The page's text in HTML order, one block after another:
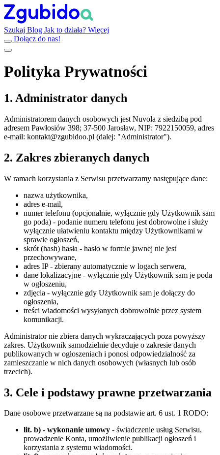
Szukaj Blog Jak to działa? Więcej
Dołącz do nas!
Polityka Prywatności
1. Administrator danych
Administratorem danych osobowych jest Nuvola z siedzibą pod
adresem Pawłosiów 398; 37-500 Jarosław, NIP: 7922150059, adres
e-mail: kontakt@zgubidoo.pl (dalej: "Administrator").
2. Zakres zbieranych danych
W ramach korzystania z Serwisu przetwarzamy następujące dane:
nazwa użytkownika,
adres e-mail,
numer telefonu (opcjonalnie, wyłącznie gdy Użytkownik sam
go poda) - podanie numeru telefonu jest dobrowolne i służy
wyłącznie ułatwieniu kontaktu między Użytkownikami w
sprawie ogłoszeń,
skrót (hash) hasła - hasło w formie jawnej nie jest
przechowywane,
adres IP - zbierany automatycznie w logach serwera,
dane lokalizacyjne - wyłącznie gdy Użytkownik sam je poda
w ogłoszeniu,
zdjęcia - wyłącznie gdy Użytkownik sam je dołączy do
ogłoszenia,
treści wiadomości wysyłanych dobrowolnie przez system
komunikacji.
Administrator nie zbiera danych wykraczających poza powyższy
zakres. Użytkownik samodzielnie decyduje o zakresie danych
publikowanych w ogłoszeniach i ponosi odpowiedzialność za
zamieszczanie w nich danych osobowych (własnych lub osób
trzecich).
3. Cele i podstawy prawne przetwarzania
Dane osobowe przetwarzane są na podstawie art. 6 ust. 1 RODO:
lit. b) - wykonanie umowy - świadczenie usług Serwisu,
prowadzenie Konta, umożliwienie publikacji ogłoszeń i
korzystania z systemu wiadomości.